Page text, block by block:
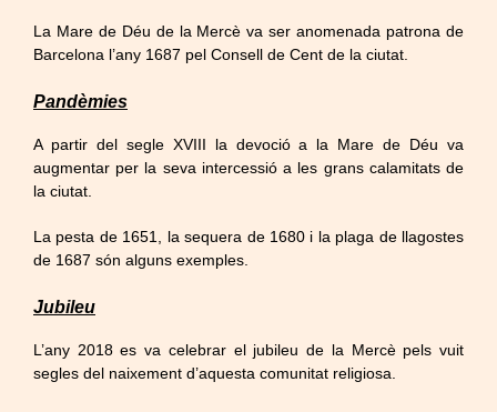
La Mare de Déu de la Mercè va ser anomenada patrona de
Barcelona l’any 1687 pel Consell de Cent de la ciutat.
Pandèmies
A partir del segle XVIII la devoció a la Mare de Déu va
augmentar per la seva intercessió a les grans calamitats de
la ciutat.
La pesta de 1651, la sequera de 1680 i la plaga de llagostes
de 1687 són alguns exemples.
Jubileu
L’any 2018 es va celebrar el jubileu de la Mercè pels vuit
segles del naixement d’aquesta comunitat religiosa.